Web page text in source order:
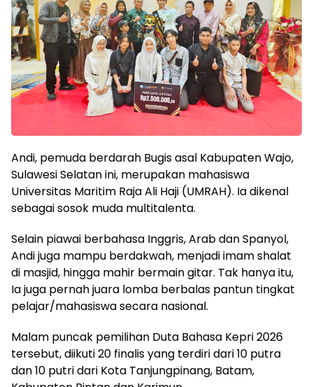
Andi, pemuda berdarah Bugis asal Kabupaten Wajo,
Sulawesi Selatan ini, merupakan mahasiswa
Universitas Maritim Raja Ali Haji (UMRAH). Ia dikenal
sebagai sosok muda multitalenta.
Selain piawai berbahasa Inggris, Arab dan Spanyol,
Andi juga mampu berdakwah, menjadi imam shalat
di masjid, hingga mahir bermain gitar. Tak hanya itu,
Ia juga pernah juara lomba berbalas pantun tingkat
pelajar/mahasiswa secara nasional.
Malam puncak pemilihan Duta Bahasa Kepri 2026
tersebut, diikuti 20 finalis yang terdiri dari 10 putra
dan 10 putri dari Kota Tanjungpinang, Batam,